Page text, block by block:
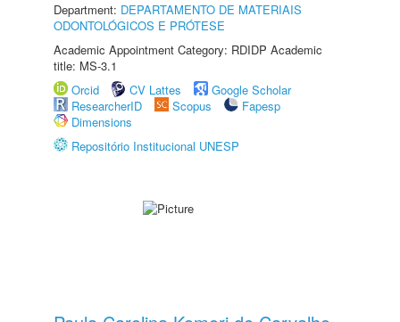
Department: DEPARTAMENTO DE MATERIAIS
ODONTOLÓGICOS E PRÓTESE
Academic Appointment Category: RDIDP Academic
title: MS-3.1
Orcid
CV Lattes
Google Scholar
ResearcherID
Scopus
Fapesp
Dimensions
Repositório Institucional UNESP